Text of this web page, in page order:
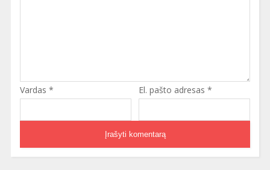
Vardas * El. pašto adresas *